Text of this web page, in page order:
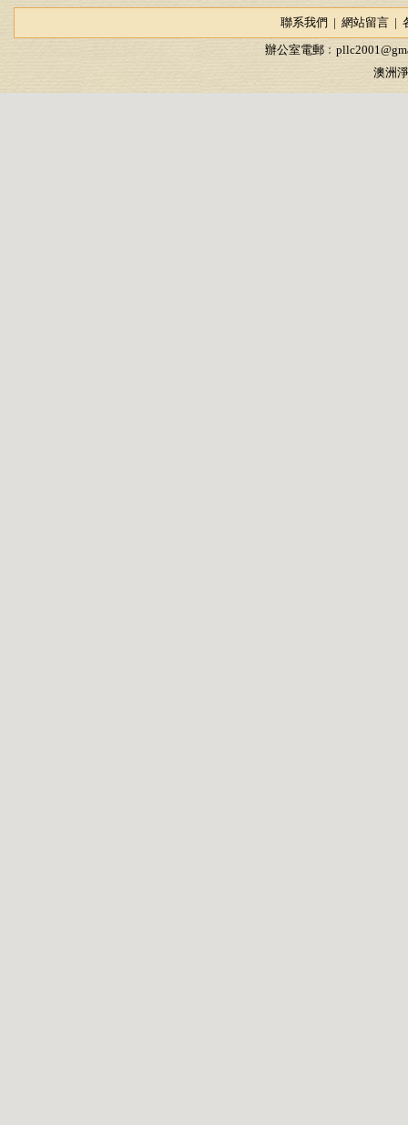
聯系我們 | 網站留言|
辦公室電郵﹕
澳洲